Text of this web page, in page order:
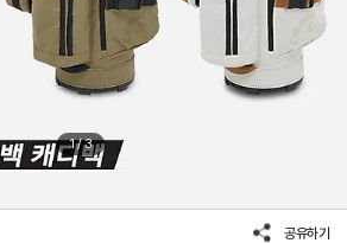
1/3
공유하기